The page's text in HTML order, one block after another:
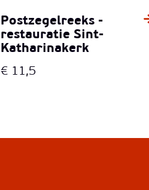
Postzegelreeks -
restauratie Sint-
Katharinakerk
€ 11,5